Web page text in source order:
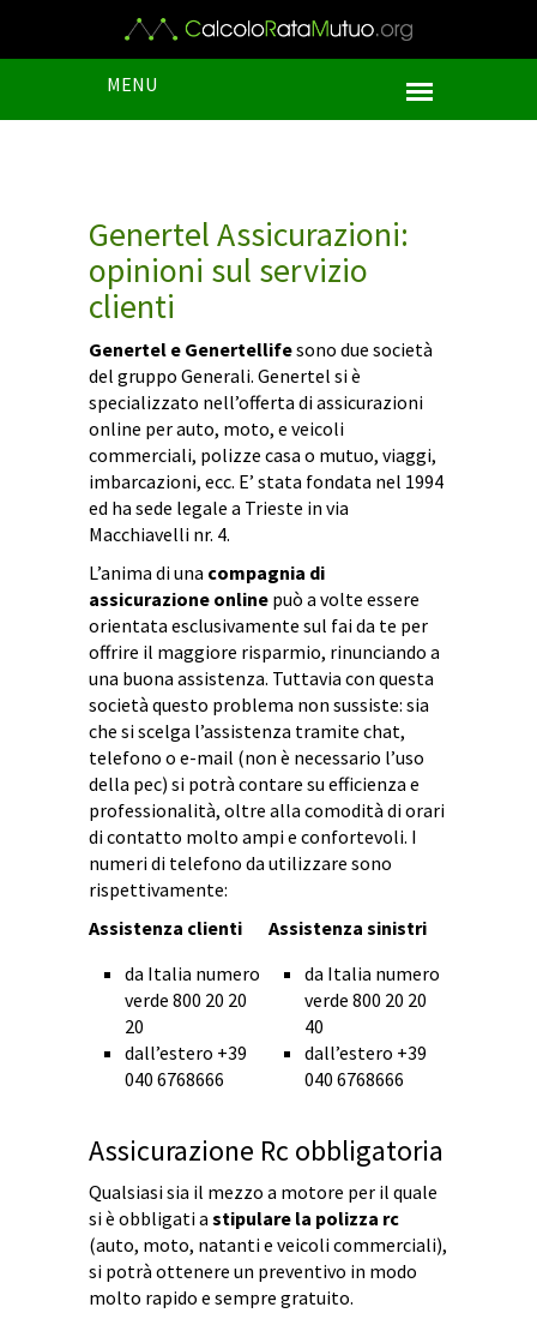
MENU
Genertel Assicurazioni:
opinioni sul servizio
clienti
Genertel e Genertellifesono due società
del gruppo Generali. Genertel si è
specializzato nell’offerta di assicurazioni
online per auto, moto, e veicoli
commerciali, polizze casa o mutuo, viaggi,
imbarcazioni, ecc. E’ stata fondata nel 1994
ed ha sede legale a Trieste in via
Macchiavelli nr. 4.
L’anima di una compagnia di
assicurazione online può a volte essere
orientata esclusivamente sul fai da te per
offrire il maggiore risparmio, rinunciando a
una buona assistenza. Tuttavia con questa
società questo problema non sussiste: sia
che si scelga l’assistenza tramite chat,
telefono o e-mail (non è necessario l’uso
della pec) si potrà contare su efficienza e
professionalità, oltre alla comodità di orari
di contatto molto ampi e confortevoli. I
numeri di telefono da utilizzare sono
rispettivamente:
Assistenza clienti
Assistenza sinistri
da Italia numero
verde 800 20 20
20
dall’estero +39
040 6768666
da Italia numero
verde 800 20 20
40
dall’estero +39
040 6768666
Assicurazione Rc obbligatoria
Qualsiasi sia il mezzo a motore per il quale
si è obbligati a stipulare la polizza rc
(auto, moto, natanti e veicoli commerciali),
si potrà ottenere un preventivo in modo
molto rapido e sempre gratuito.